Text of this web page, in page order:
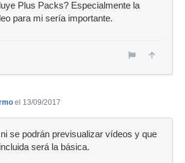
Plus Packs? Especialmente la
para mi sería importante.
el 13/09/2017
se podrán previsualizar vídeos y que
será la básica.